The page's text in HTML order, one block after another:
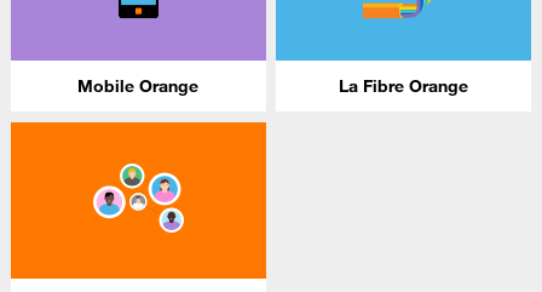
Mobile Orange La Fibre Orange